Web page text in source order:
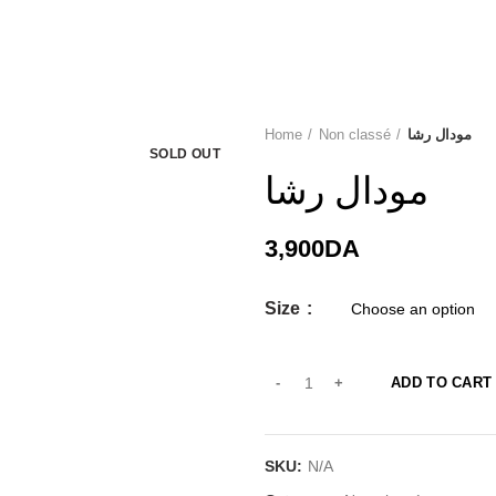
SOLD OUT
Home
Non classé مودال رشا
مودال رشا
3,900DA
Size
ADD TO CART
SKU: N/A